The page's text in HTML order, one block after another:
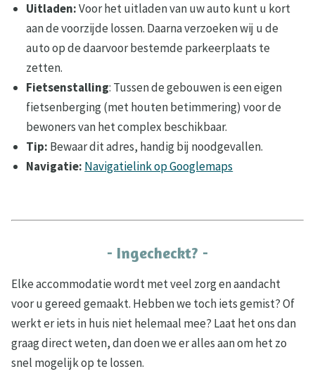
Uitladen:Voor het uitladen van uw auto kunt u kort
aan de voorzijde lossen. Daarna verzoeken wij u de
auto op de daarvoor bestemde parkeerplaats te
zetten.
Fietsenstalling: Tussen de gebouwen is een eigen
fietsenberging (met houten betimmering) voor de
bewoners van het complex beschikbaar.
Tip: Bewaar dit adres, handig bij noodgevallen.
Navigatie: Navigatielink op Googlemaps
- Ingecheckt? -
Elke accommodatie wordt met veel zorg en aandacht
voor u gereed gemaakt. Hebben we toch iets gemist? Of
werkt er iets in huis niet helemaal mee? Laat het ons dan
graag direct weten, dan doen we er alles aan om het zo
snel mogelijk op te lossen.